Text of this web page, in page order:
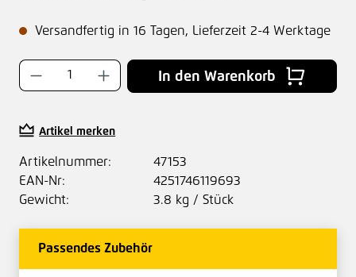
Versandfertig in 16 Tagen, Lieferzeit 2-4 Werktage
Produkt Anzahl: Gib den gewünschten
In den Warenkorb
Artikel merken
Artikelnummer:
47153
EAN-Nr:
4251746119693
Gewicht:
3.8 kg / Stück
Passendes Zubehör